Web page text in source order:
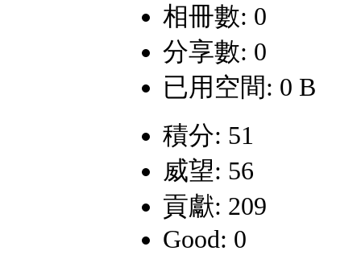
相冊數: 0
分享數: 0
已用空間: 0 B
積分: 51
威望: 56
貢獻: 209
Good: 0